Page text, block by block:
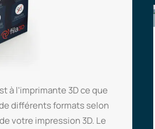
à l'imprimante 3D ce que
différents formats selon
votre impression 3D. Le